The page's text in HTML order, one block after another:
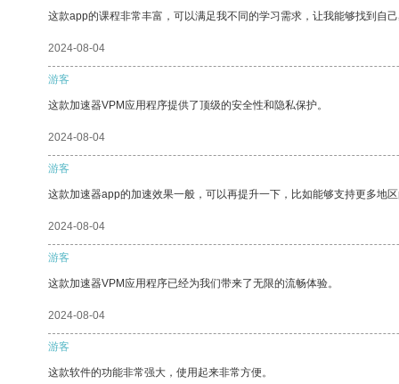
这款app的课程非常丰富，可以满足我不同的学习需求，让我能够找到自己
2024-08-04
游客
这款加速器VPM应用程序提供了顶级的安全性和隐私保护。
2024-08-04
游客
这款加速器app的加速效果一般，可以再提升一下，比如能够支持更多地区
2024-08-04
游客
这款加速器VPM应用程序已经为我们带来了无限的流畅体验。
2024-08-04
游客
这款软件的功能非常强大，使用起来非常方便。